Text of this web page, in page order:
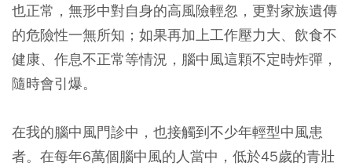
也正常，無形中對自身的高風險輕忽，更對家族遺傳
的危險性一無所知；如果再加上工作壓力大、飲食不
健康、作息不正常等情況，腦中風這顆不定時炸彈，
隨時會引爆。
在我的腦中風門診中，也接觸到不少年輕型中風患
者。在每年6萬個腦中風的人當中，低於45歲的青壯